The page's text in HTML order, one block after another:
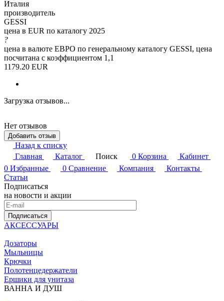
Италия
производитель
GESSI
цена в EUR по каталогу 2025
?
цена в валюте ЕВРО по генеральному каталогу GESSI, цена
посчитана с коэффициентом 1,1
1179.20 EUR
Загрузка отзывов...
Нет отзывов
Добавить отзыв
Назад к списку
Главная
Каталог Поиск 0 Корзина
Кабинет
0 Избранные 0 Сравнение Компания
Контакты
Статьи
Подписаться
на новости и акции
Подписаться
АКСЕССУАРЫ
Дозаторы
Мыльницы
Крючки
Полотенцедержатели
Ершики для унитаза
ВАННА И ДУШ